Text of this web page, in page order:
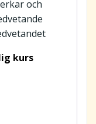
och
kurs